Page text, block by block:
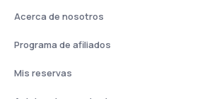
Acerca de nosotros
Programa de afiliados
Mis reservas